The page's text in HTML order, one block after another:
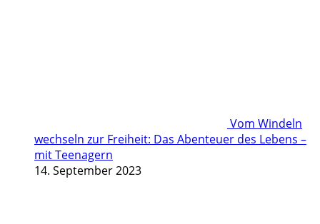
Vom Windeln
wechseln zur Freiheit: Das Abenteuer des Lebens –
mit Teenagern
14. September 2023